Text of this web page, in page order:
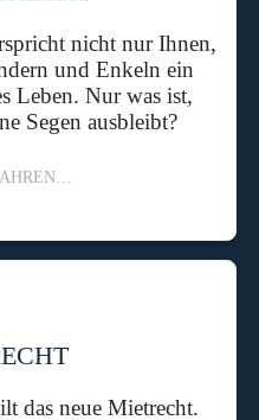
nicht nur Ihnen,
und Enkeln ein
Leben. Nur was ist,
Segen ausbleibt?
das neue Mietrecht.